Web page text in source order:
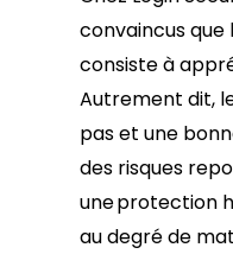
convaincus
consiste à
Autrement dit,
pas et une
des risques
une protection
au degré de